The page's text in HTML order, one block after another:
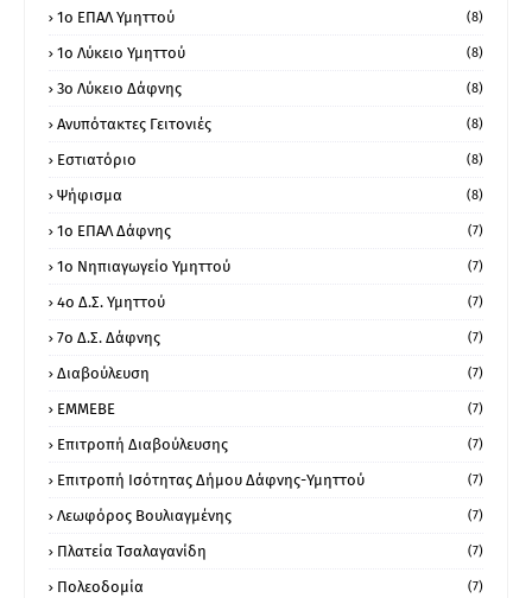
1o ΕΠΑΛ Υμηττού (8)
1ο Λύκειο Υμηττού (8)
3ο Λύκειο Δάφνης (8)
Ανυπότακτες Γειτονιές (8)
Εστιατόριο (8)
Ψήφισμα (8)
1ο ΕΠΑΛ Δάφνης (7)
1ο Νηπιαγωγείο Υμηττού (7)
4ο Δ.Σ. Υμηττού (7)
7ο Δ.Σ. Δάφνης (7)
Διαβούλευση (7)
ΕΜΜΕΒΕ (7)
Επιτροπή Διαβούλευσης (7)
Επιτροπή Ισότητας Δήμου Δάφνης-Υμηττού (7)
Λεωφόρος Βουλιαγμένης (7)
Πλατεία Τσαλαγανίδη (7)
Πολεοδομία (7)